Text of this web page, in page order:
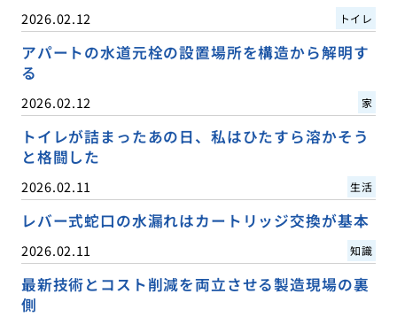
2026.02.12 トイレ
アパートの水道元栓の設置場所を構造から解明す
る
2026.02.12 家
トイレが詰まったあの日、私はひたすら溶かそう
と格闘した
2026.02.11 生活
レバー式蛇口の水漏れはカートリッジ交換が基本
2026.02.11 知識
最新技術とコスト削減を両立させる製造現場の裏
側